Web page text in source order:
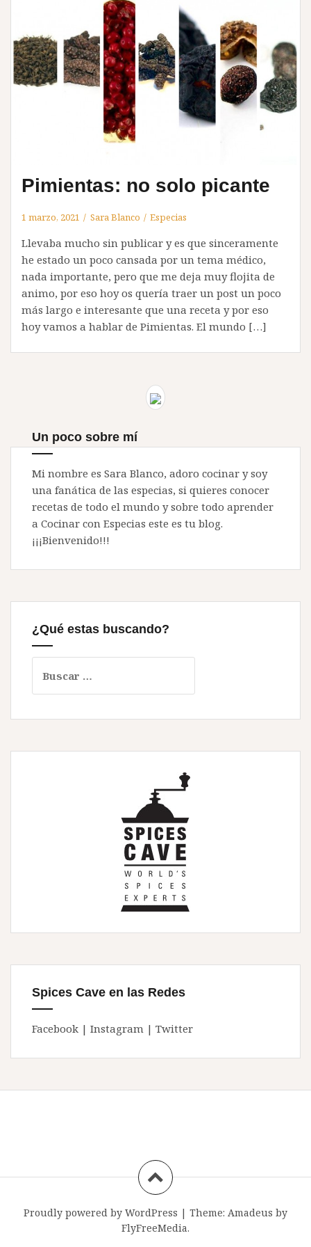
Pimientas: no solo picante
1 marzo, 2021 Sara Blanco Especias
Llevaba mucho sin publicar y es que sinceramente
he estado un poco cansada por un tema médico,
nada importante, pero que me deja muy flojita de
animo, por eso hoy os quería traer un post un poco
más largo e interesante que una receta y por eso
hoy vamos a hablar de Pimientas. El mundo […]
Un poco sobre mí
Mi nombre es Sara Blanco, adoro cocinar y soy
una fanática de las especias, si quieres conocer
recetas de todo el mundo y sobre todo aprender
a Cocinar con Especias este es tu blog.
¡¡¡Bienvenido!!!
¿Qué estas buscando?
Spices Cave en las Redes
Facebook | Instagram | Twitter
Proudly powered by WordPress | Theme: Amadeus by
FlyFreeMedia.